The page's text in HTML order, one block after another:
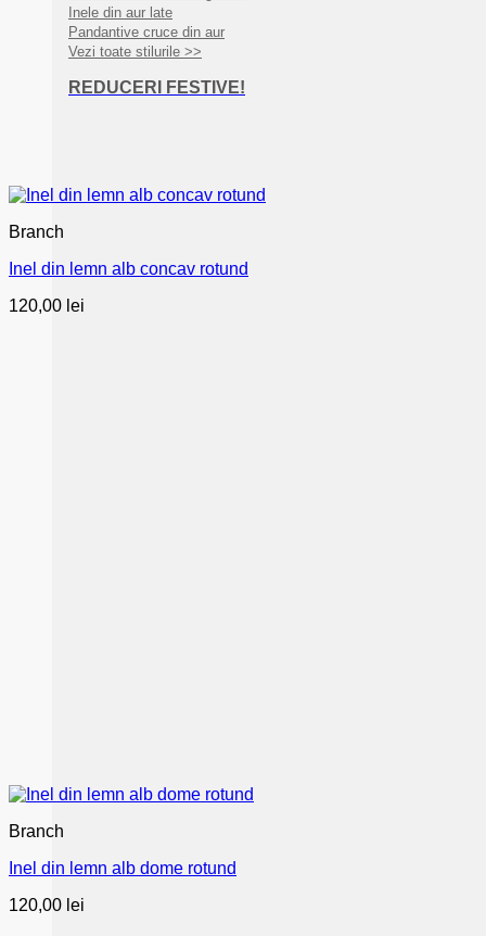
Inele din aur late
Pandantive cruce din aur
Vezi toate stilurile >>
REDUCERI FESTIVE!
Branch
Inel din lemn alb concav rotund
120,00 lei
Branch
Inel din lemn alb dome rotund
120,00 lei